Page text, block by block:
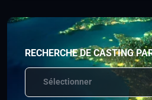
RECHERCHE DE CASTING
Sélectionner